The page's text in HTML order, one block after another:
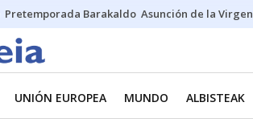
Pretemporada Barakaldo Asunción de la Virgen
UNIÓN EUROPEA MUNDO ALBISTEAK